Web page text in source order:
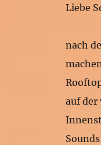
Liebe
nach
auf der